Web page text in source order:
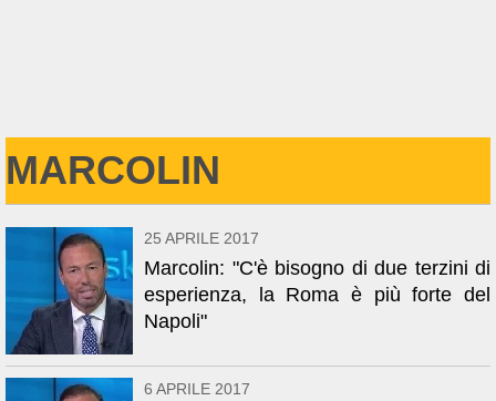
MARCOLIN
25 APRILE 2017
Marcolin: "C'è bisogno di due terzini di
esperienza, la Roma è più forte del
Napoli"
6 APRILE 2017